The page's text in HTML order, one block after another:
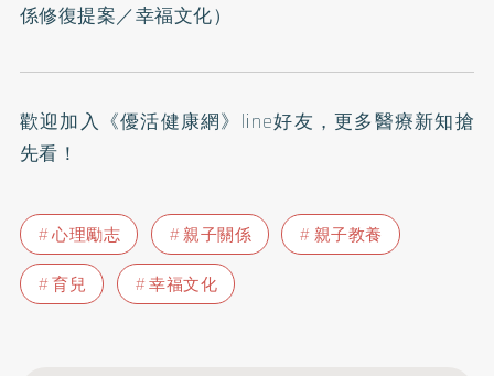
係修復提案／幸福文化）
歡迎加入 《優活健康網》line好友 ，更多醫療新知搶
先看！
心理勵志 親子關係
親子教養
育兒
幸福文化